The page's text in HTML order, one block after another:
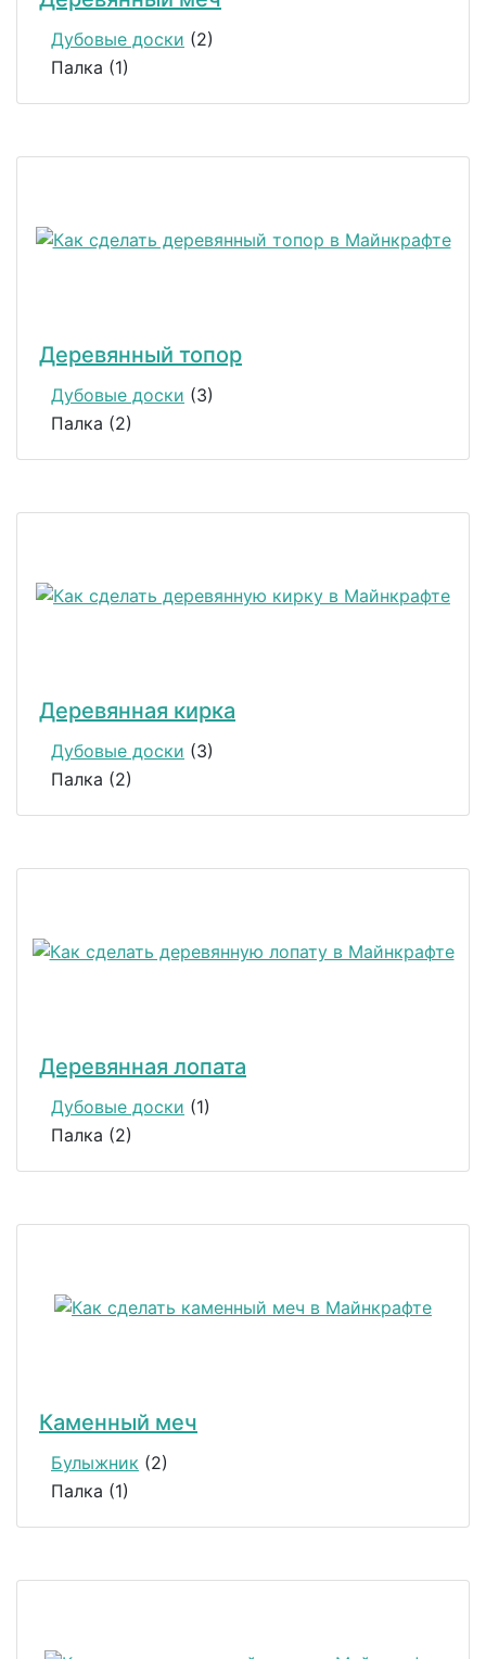
Дубовые доски (2)
Палка (1)
Деревянный топор
Дубовые доски (3)
Палка (2)
Деревянная кирка
Дубовые доски (3)
Палка (2)
Деревянная лопата
Дубовые доски (1)
Палка (2)
Каменный меч
Булыжник (2)
Палка (1)